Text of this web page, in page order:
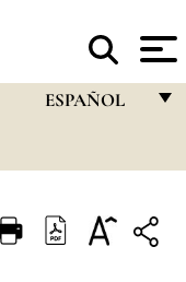
ESPAÑOL
ITALIANO